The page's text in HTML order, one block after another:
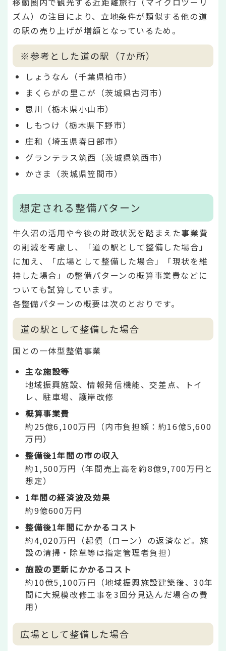
ズム）の注目により、立地条件が類似する他の道
の駅の売り上げが増額となっているため。
※参考とした道の駅（7か所）
しょうなん（千葉県柏市）
まくらがの里こが（茨城県古河市）
思川（栃木県小山市）
しもつけ（栃木県下野市）
庄和（埼玉県春日部市）
グランテラス筑西（茨城県筑西市）
かさま（茨城県笠間市）
想定される整備パターン
牛久沼の活用や今後の財政状況を踏まえた事業費
の削減を考慮し、「道の駅として整備した場合」
に加え、「広場として整備した場合」「現状を維
持した場合」の整備パターンの概算事業費などに
ついても試算しています。
各整備パターンの概要は次のとおりです。
道の駅として整備した場合
国との一体型整備事業
主な施設等
地域振興施設、情報発信機能、交差点、トイ
レ、駐車場、護岸改修
概算事業費
約25億6,100万円（内市負担額：約16億5,600
万円）
整備後1年間の市の収入
約1,500万円（年間売上高を約8億9,700万円と
想定）
1年間の経済波及効果
約9億600万円
整備後1年間にかかるコスト
約4,020万円（起債（ローン）の返済など。施
設の清掃・除草等は指定管理者負担）
施設の更新にかかるコスト
約10億5,100万円（地域振興施設建築後、30年
間に大規模改修工事を3回分見込んだ場合の費
用）
広場として整備した場合